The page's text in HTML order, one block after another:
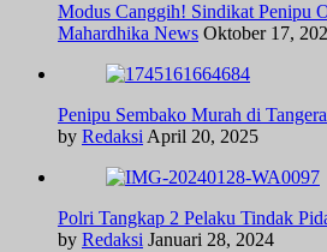
Modus Canggih! Sindikat Penipu
Mahardhika News Oktober 17,
Penipu Sembako Murah di
by Redaksi April 20, 2025
Polri Tangkap 2 Pelaku Tindak
by Redaksi Januari 28, 2024